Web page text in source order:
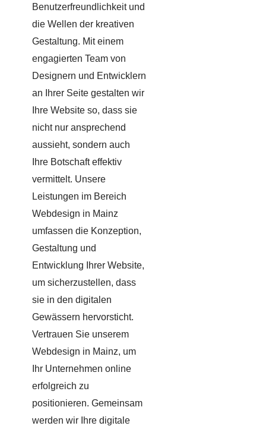
Benutzerfreundlichkeit und
die Wellen der kreativen
Gestaltung. Mit einem
engagierten Team von
Designern und Entwicklern
an Ihrer Seite gestalten wir
Ihre Website so, dass sie
nicht nur ansprechend
aussieht, sondern auch
Ihre Botschaft effektiv
vermittelt. Unsere
Leistungen im Bereich
Webdesign in Mainz
umfassen die Konzeption,
Gestaltung und
Entwicklung Ihrer Website,
um sicherzustellen, dass
sie in den digitalen
Gewässern hervorsticht.
Vertrauen Sie unserem
Webdesign in Mainz, um
Ihr Unternehmen online
erfolgreich zu
positionieren. Gemeinsam
werden wir Ihre digitale